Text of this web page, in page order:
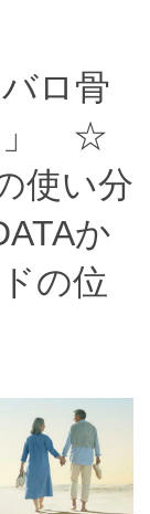
ロ骨
」 ☆
使い分
か
の位